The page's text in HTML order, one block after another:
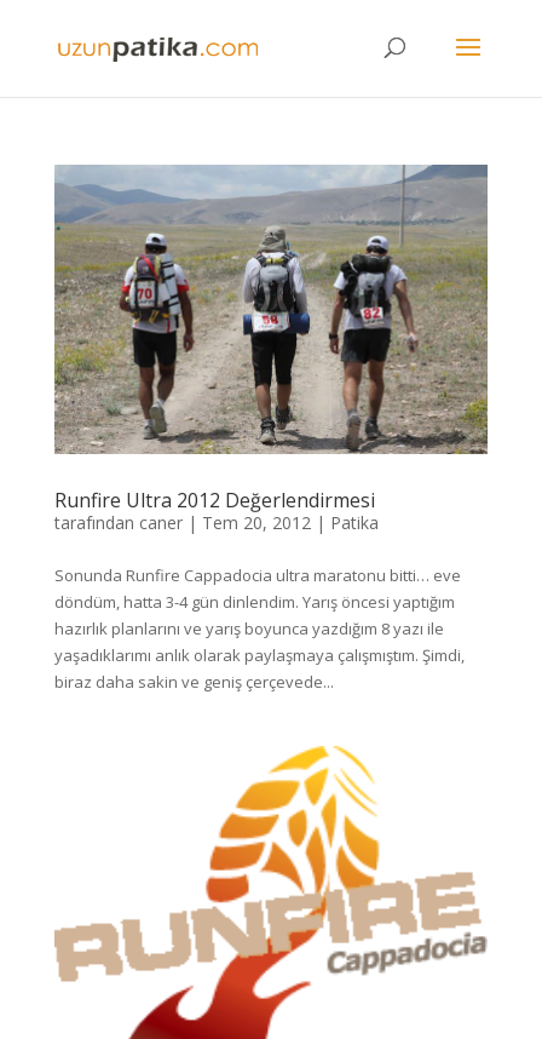
Runfire Ultra 2012 Değerlendirmesi
tarafından caner| Tem 20, 2012| Patika
Sonunda Runfire Cappadocia ultra maratonu bitti… eve
döndüm, hatta 3-4 gün dinlendim. Yarış öncesi yaptığım
hazırlık planlarını ve yarış boyunca yazdığım 8 yazı ile
yaşadıklarımı anlık olarak paylaşmaya çalışmıştım. Şimdi,
biraz daha sakin ve geniş çerçevede...